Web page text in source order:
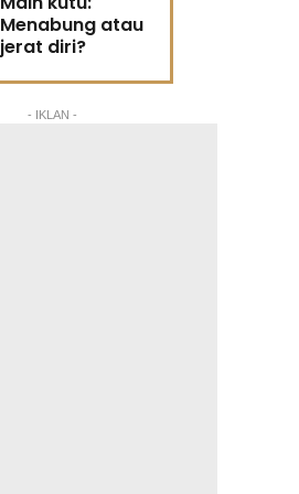
Menabung atau
jerat diri?
- IKLAN -